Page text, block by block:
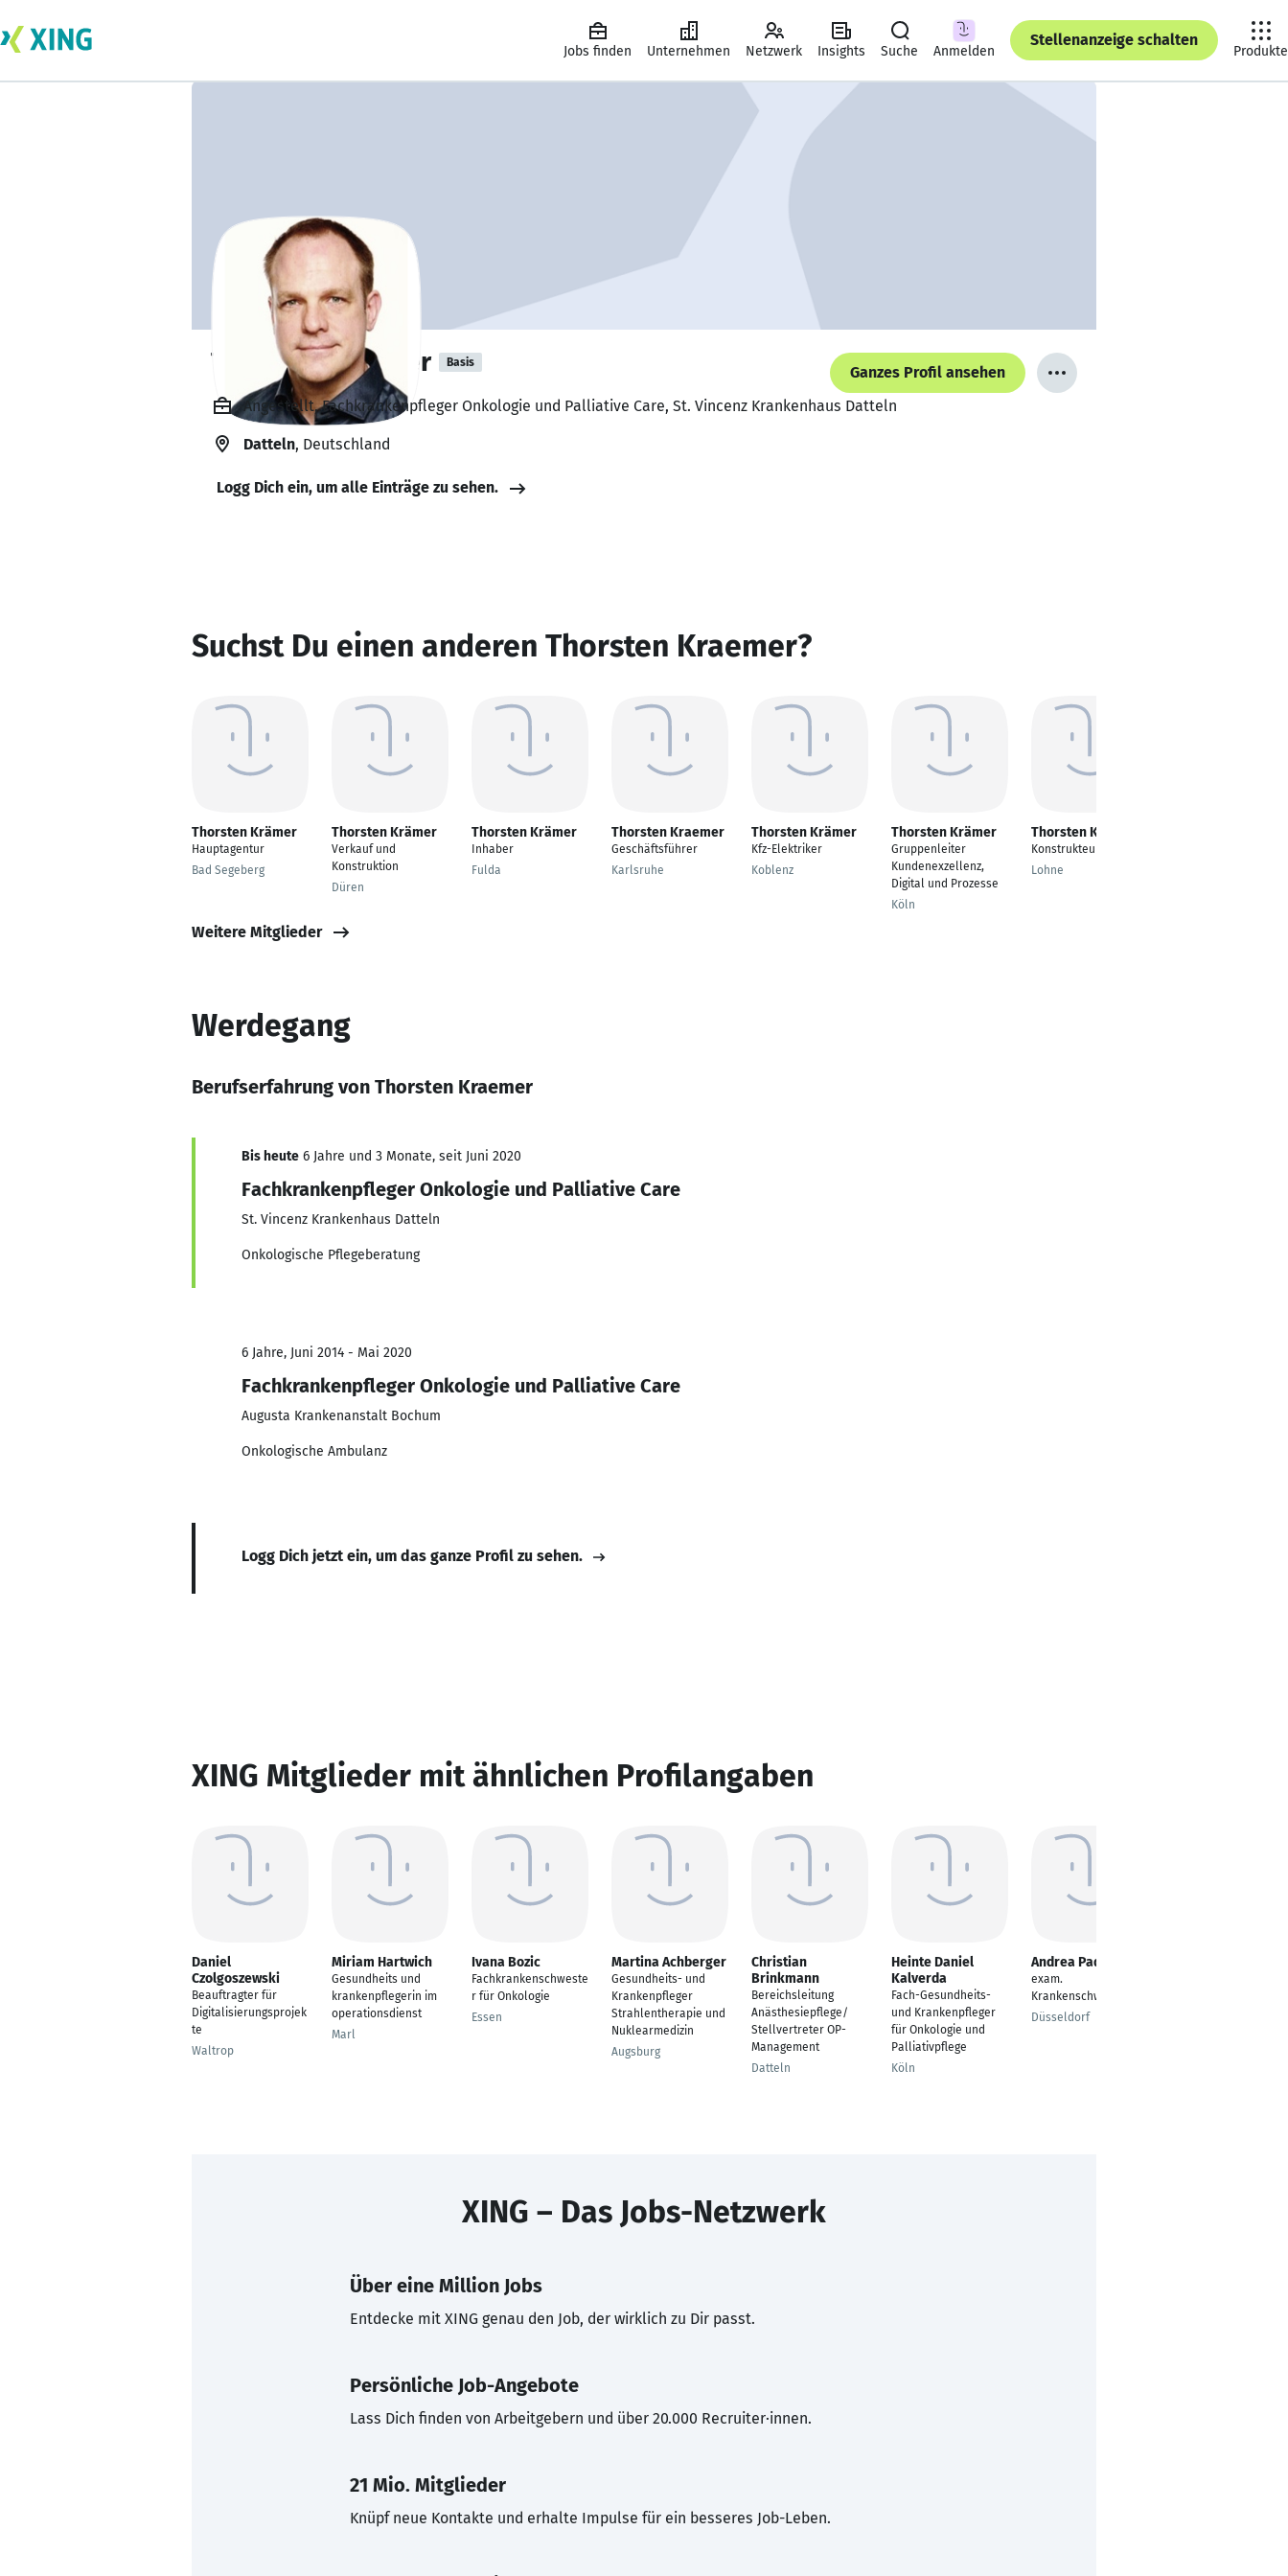
Jobs finden Unternehmen Netzwerk Insights Suche Anmelden
Stellenanzeige schalten
Produkte
Thorsten Kraemer Basis
Ganzes Profil ansehen
Angestellt, Fachkrankenpfleger Onkologie und Palliative Care, St. Vincenz Krankenhaus Datteln
Datteln, Deutschland
Logg Dich ein, um alle Einträge zu sehen.
Suchst Du einen anderen Thorsten Kraemer?
Thorsten Krämer
Hauptagentur
Bad Segeberg
Thorsten Krämer
Verkauf und
Konstruktion
Düren
Thorsten Krämer
Inhaber
Fulda
Thorsten Kraemer
Geschäftsführer
Karlsruhe
Thorsten Krämer
Kfz-Elektriker
Koblenz
Thorsten Krämer
Gruppenleiter
Kundenexzellenz,
Digital und Prozesse
Köln
Thorsten Krämer
Konstrukteur
Lohne
Weitere Mitglieder
Werdegang
Berufserfahrung von Thorsten Kraemer
Bis heute 6 Jahre und 3 Monate, seit Juni 2020
Fachkrankenpfleger Onkologie und Palliative Care
St. Vincenz Krankenhaus Datteln
Onkologische Pflegeberatung
6 Jahre, Juni 2014 - Mai 2020
Fachkrankenpfleger Onkologie und Palliative Care
Augusta Krankenanstalt Bochum
Onkologische Ambulanz
Logg Dich jetzt ein, um das ganze Profil zu sehen.
XING Mitglieder mit ähnlichen Profilangaben
Daniel
Czolgoszewski
Beauftragter für
Digitalisierungsprojek
te
Waltrop
Miriam Hartwich
Gesundheits und
krankenpflegerin im
operationsdienst
Marl
Ivana Bozic
Fachkrankenschweste
r für Onkologie
Essen
Martina Achberger
Gesundheits- und
Krankenpfleger
Strahlentherapie und
Nuklearmedizin
Augsburg
Christian
Brinkmann
Bereichsleitung
Anästhesiepflege/
Stellvertreter OP-
Management
Datteln
Heinte Daniel
Kalverda
Fach-Gesundheits-
und Krankenpfleger
für Onkologie und
Palliativpflege
Köln
Andrea Padlo
exam.
Krankenschwester
Düsseldorf
XING – Das Jobs-Netzwerk
Über eine Million Jobs
Entdecke mit XING genau den Job, der wirklich zu Dir passt.
Persönliche Job-Angebote
Lass Dich finden von Arbeitgebern und über 20.000 Recruiter·innen.
21 Mio. Mitglieder
Knüpf neue Kontakte und erhalte Impulse für ein besseres Job-Leben.